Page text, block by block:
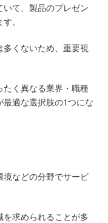
て、製品のプレゼン
。
くないため、重要視
く異なる業界・職種
適な選択肢の1つにな
などの分野でサービ
求められることが多